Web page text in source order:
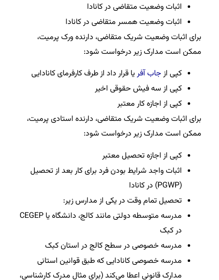
اثبات وضعیت متقاضی در کانادا
اثبات وضعیت همسر متقاضی در کانادا
برای اثبات وضعیت شریک متقاضی، دارنده ورک پرمیت،
ممکن است مدارک زیر درخواست شود:
کپی از جاب آفریا قرار داد از طرف کارفرمای کانادایی
کپی از سه فیش حقوقی اخیر
کپی از اجازه کار معتبر
برای اثبات وضعیت شریک متقاضی، دارنده استادی پرمیت،
ممکن است مدارک زیر درخواست شود:
کپی از اجازه تحصیل معتبر
اثبات واجد شرایط بودن فرد برای کار بعد از تحصیل
(PGWP) در کانادا
تحصیل تمام وقت در یکی از مدارس زیر:
مدرسه متوسطه دولتی مانند کالج، دانشگاه یا CEGEP
در کبک
مدرسه خصوصی در سطح کالج در استان کبک
مدرسه خصوصی کانادایی که طبق قوانین استانی
مدارک قانونی اعطا می‌کند (برای مثال مدرک کارشناسی،